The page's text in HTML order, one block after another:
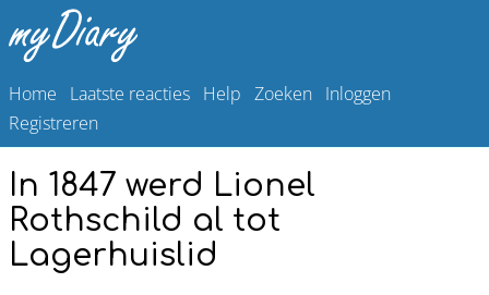
Home Laatste reacties Help Zoeken Inloggen
Registreren
In 1847 werd Lionel
Rothschild al tot
Lagerhuislid